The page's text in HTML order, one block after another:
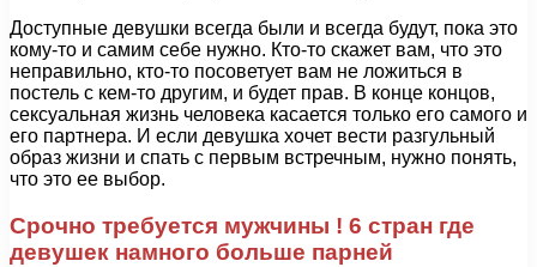
Доступные девушки всегда были и всегда будут, пока это
кому-то и самим себе нужно. Кто-то скажет вам, что это
неправильно, кто-то посоветует вам не ложиться в
постель с кем-то другим, и будет прав. В конце концов,
сексуальная жизнь человека касается только его самого и
его партнера. И если девушка хочет вести разгульный
образ жизни и спать с первым встречным, нужно понять,
что это ее выбор.
Срочно требуется мужчины ! 6 стран где
девушек намного больше парней